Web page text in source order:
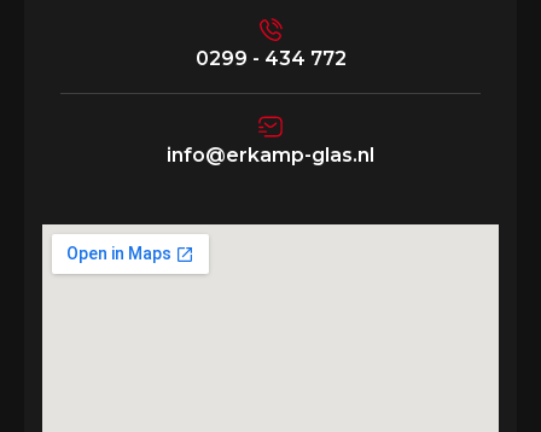
0299 - 434 772
info@erkamp-glas.nl